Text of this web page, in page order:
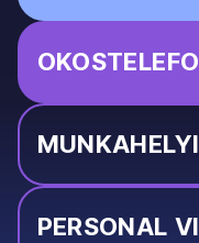
PERSONAL